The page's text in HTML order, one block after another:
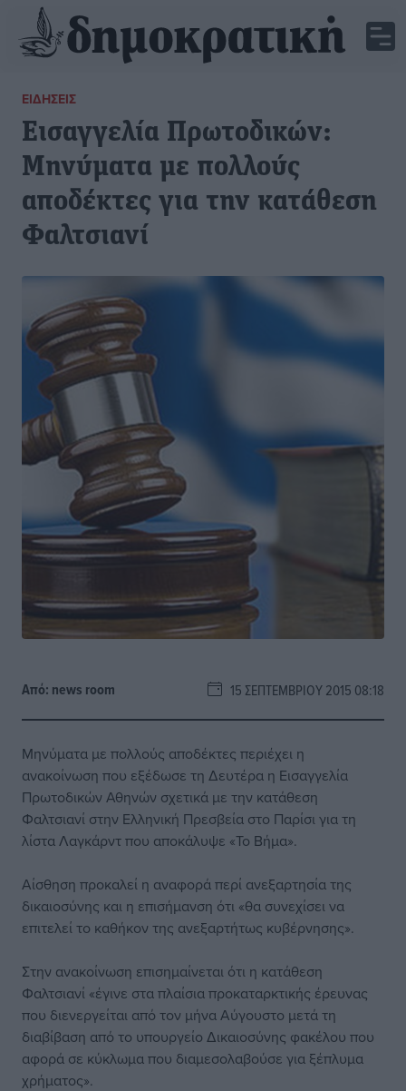
ΕΙΔΉΣΕΙΣ
Εισαγγελία Πρωτοδικών:
Μηνύματα με πολλούς
αποδέκτες για την κατάθεση
Φαλτσιανί
Από: news room 15 ΣΕΠΤΕΜΒΡΊΟΥ 2015 08:18
Μηνύματα με πολλούς αποδέκτες περιέχει η
ανακοίνωση που εξέδωσε τη Δευτέρα η Εισαγγελία
Πρωτοδικών Αθηνών σχετικά με την κατάθεση
Φαλτσιανί στην Ελληνική Πρεσβεία στο Παρίσι για τη
λίστα Λαγκάρντ που αποκάλυψε «Το Βήμα».
Αίσθηση προκαλεί η αναφορά περί ανεξαρτησία της
δικαιοσύνης και η επισήμανση ότι «θα συνεχίσει να
επιτελεί το καθήκον της ανεξαρτήτως κυβέρνησης».
Στην ανακοίνωση επισημαίνεται ότι η κατάθεση
Φαλτσιανί «έγινε στα πλαίσια προκαταρκτικής έρευνας
που διενεργείται από τον μήνα Αύγουστο μετά τη
διαβίβαση από το υπουργείο Δικαιοσύνης φακέλου που
αφορά σε κύκλωμα που διαμεσολαβούσε για ξέπλυμα
χρήματος».